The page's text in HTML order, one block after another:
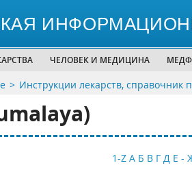
ЧЕЛОВЕК И МЕДИЦИНА
Инструкции лекарств, справочник
1-Z А Б В Г Д Е -